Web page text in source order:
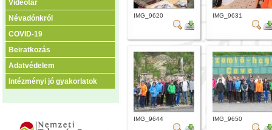
Videótár
Névadónkról
COVID-19
Beiratkozás
Adatvédelem
Intézményi jó gyakorlatok
IMG_9620 IMG_9631
IMG_9644 IMG_9650